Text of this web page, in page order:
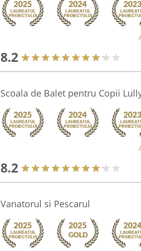
8.2
Scoala de Balet pentru Copii
8.2
Vanatorul si Pescarul